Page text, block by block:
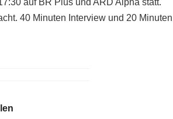
40 Minuten Interview und 20 Minuten